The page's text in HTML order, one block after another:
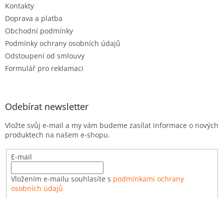
Kontakty
Doprava a platba
Obchodní podmínky
Podmínky ochrany osobních údajů
Odstoupení od smlouvy
Formulář pro reklamaci
Odebírat newsletter
Vložte svůj e-mail a my vám budeme zasílat informace o nových
produktech na našem e-shopu.
E-mail
Vložením e-mailu souhlasíte s podmínkami ochrany
osobních údajů